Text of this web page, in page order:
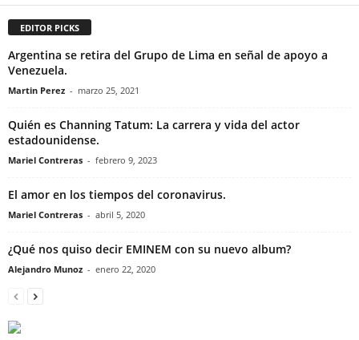
EDITOR PICKS
Argentina se retira del Grupo de Lima en señal de apoyo a
Venezuela.
Martin Perez - marzo 25, 2021
Quién es Channing Tatum: La carrera y vida del actor
estadounidense.
Mariel Contreras - febrero 9, 2023
El amor en los tiempos del coronavirus.
Mariel Contreras - abril 5, 2020
¿Qué nos quiso decir EMINEM con su nuevo album?
Alejandro Munoz - enero 22, 2020